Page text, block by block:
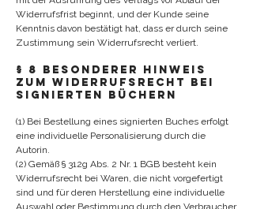
Widerrufsfrist beginnt, und der Kunde seine
Kenntnis davon bestätigt hat, dass er durch seine
Zustimmung sein Widerrufsrecht verliert.
§ 8 Besonderer Hinweis
zum Widerrufsrecht bei
signierten Büchern
(1) Bei Bestellung eines signierten Buches erfolgt
eine individuelle Personalisierung durch die
Autorin.
(2) Gemäß § 312g Abs. 2 Nr. 1 BGB besteht kein
Widerrufsrecht bei Waren, die nicht vorgefertigt
sind und für deren Herstellung eine individuelle
Auswahl oder Bestimmung durch den Verbraucher